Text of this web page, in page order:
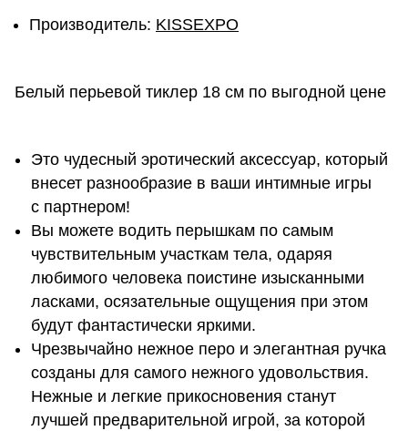
Производитель: KISSEXPO
Белый перьевой тиклер 18 см по выгодной цене
Это чудесный эротический аксессуар, который
внесет разнообразие в ваши интимные игры
с партнером!
Вы можете водить перышкам по самым
чувствительным участкам тела, одаряя
любимого человека поистине изысканными
ласками, осязательные ощущения при этом
будут фантастически яркими.
Чрезвычайно нежное перо и элегантная ручка
созданы для самого нежного удовольствия.
Нежные и легкие прикосновения станут
лучшей предварительной игрой, за которой